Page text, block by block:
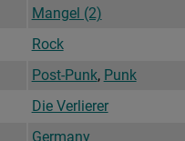
Mangel (2)
Rock
Post-Punk, Punk
Die Verlierer
Germany